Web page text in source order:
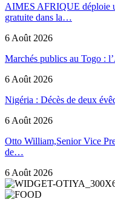
AIMES AFRIQUE déploie
gratuite dans la…
6 Août 2026
Marchés publics au Togo :
6 Août 2026
Nigéria : Décès de deux
6 Août 2026
Otto William,Senior Vice
de…
6 Août 2026